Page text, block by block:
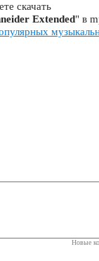
скачать
Extended" в
Новые